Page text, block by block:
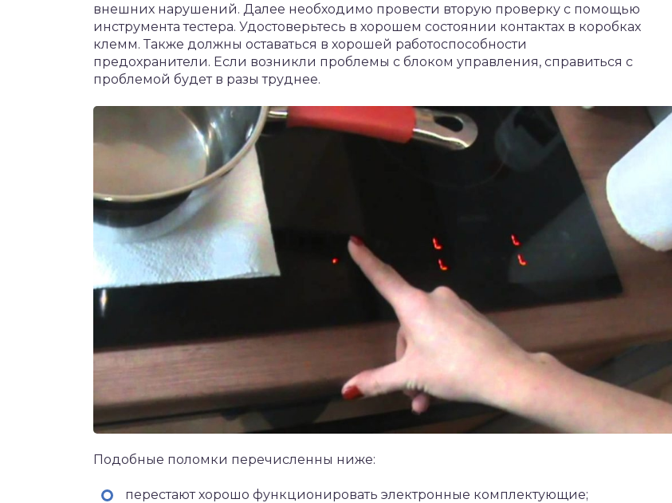
внешних нарушений. Далее необходимо провести вторую проверку с помощью
инструмента тестера. Удостоверьтесь в хорошем состоянии контактах в коробках
клемм. Также должны оставаться в хорошей работоспособности
предохранители. Если возникли проблемы с блоком управления, справиться с
проблемой будет в разы труднее.
Подобные поломки перечисленны ниже:
перестают хорошо функционировать электронные комплектующие;